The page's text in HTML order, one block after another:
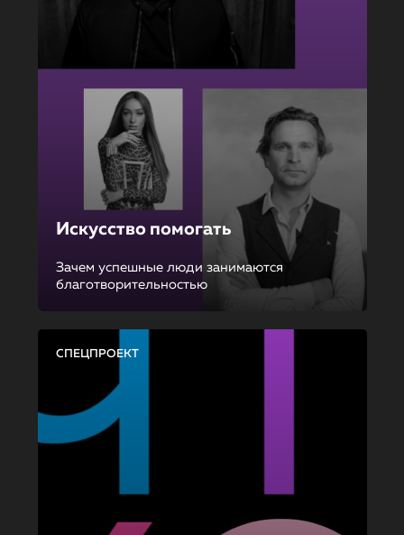
Искусство помогать
Зачем успешные люди занимаются
благотворительностью
СПЕЦПРОЕКТ